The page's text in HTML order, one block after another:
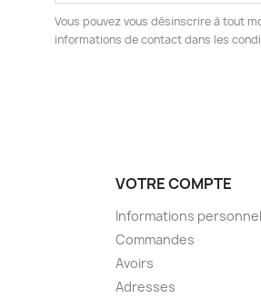
Vous pouvez vous désinscrire à tout
informations de contact dans les
VOTRE COMPTE
Informations
Commandes
Avoirs
Adresses